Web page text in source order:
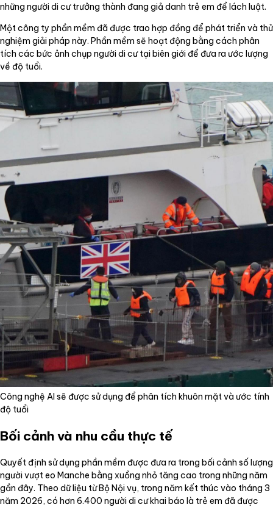
những người di cư trưởng thành đang giả danh trẻ em để lách luật.
Một công ty phần mềm đã được trao hợp đồng để phát triển và thử
nghiệm giải pháp này. Phần mềm sẽ hoạt động bằng cách phân
tích các bức ảnh chụp người di cư tại biên giới để đưa ra ước lượng
về độ tuổi.
Công nghệ AI sẽ được sử dụng để phân tích khuôn mặt và ước tính
độ tuổi
Bối cảnh và nhu cầu thực tế
Quyết định sử dụng phần mềm được đưa ra trong bối cảnh số lượng
người vượt eo Manche bằng xuồng nhỏ tăng cao trong những năm
gần đây. Theo dữ liệu từ Bộ Nội vụ, trong năm kết thúc vào tháng 3
năm 2026, có hơn 6.400 người di cư khai báo là trẻ em đã được